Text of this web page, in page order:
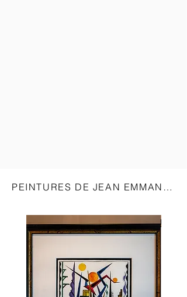
PEINTURES DE JEAN EMMANUEL GAGOYAN